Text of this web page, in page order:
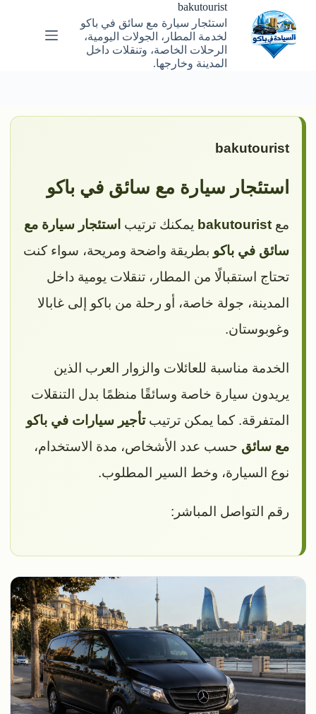
المحتوى
bakutourist
استئجار سيارة مع سائق في باكو
لخدمة المطار، الجولات اليومية،
الرحلات الخاصة، وتنقلات داخل
المدينة وخارجها.
bakutourist
استئجار سيارة مع سائق في باكو
مع bakutourist يمكنك ترتيب استئجار سيارة مع
سائق في باكو بطريقة واضحة ومريحة، سواء كنت
تحتاج استقبالًا من المطار، تنقلات يومية داخل
المدينة، جولة خاصة، أو رحلة من باكو إلى غابالا
وغوبوستان.
الخدمة مناسبة للعائلات والزوار العرب الذين
يريدون سيارة خاصة وسائقًا منظمًا بدل التنقلات
المتفرقة. كما يمكن ترتيبتأجير سيارات في باكو
مع سائق حسب عدد الأشخاص، مدة الاستخدام،
نوع السيارة، وخط السير المطلوب.
رقم التواصل المباشر: